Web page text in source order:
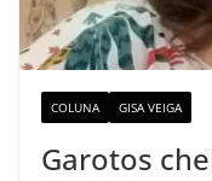
COLUNA GISA VEIGA
Garotos